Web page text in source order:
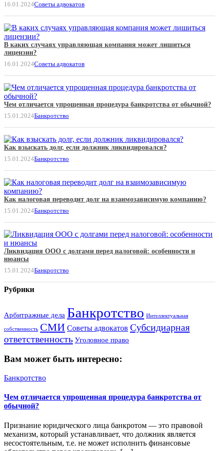
16.01.2024Советы адвокатов
В каких случаях управляющая компания может лишиться
лицензии?
16.01.2024Советы адвокатов
Чем отличается упрощенная процедура банкротства от обычной?
15.01.2024Банкротство
Как взыскать долг, если должник ликвидировался?
15.01.2024Банкротство
Как налоговая переводит долг на взаимозависимую компанию?
15.01.2024Банкротство
Ликвидация ООО с долгами перед налоговой: особенности и
нюансы
15.01.2024Банкротство
Рубрики
Арбитражные дела Банкротство Интеллектуальная
собственность СМИ Советы адвокатов Субсидиарная
ответственность Уголовное право
Вам может быть интересно:
Банкротство
Чем отличается упрощенная процедура банкротства от
обычной?
Признание юридического лица банкротом — это правовой
механизм, который устанавливает, что должник является
несостоятельным, т.е. не может исполнить финансовые